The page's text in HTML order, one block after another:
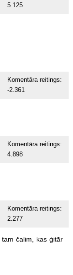
5.125
Komentāra reitings:
-2.361
Komentāra reitings:
4.898
Komentāra reitings:
2.277
tam čalim, kas ģitār